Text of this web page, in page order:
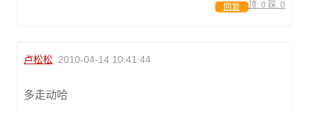
顶: 0 踩: 0
回复
卢松松 2010-04-14 10:41:44
多走动哈